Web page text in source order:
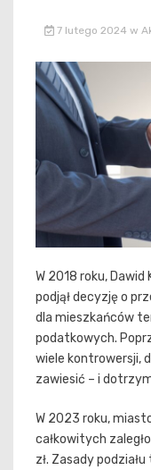
7 lutego 2024 w
W 2018 roku,
podjął decyzję o
dla mieszkańców
podatkowych.
wiele kontrowersji,
zawiesić – i
W 2023 roku,
całkowitych
zł. Zasady